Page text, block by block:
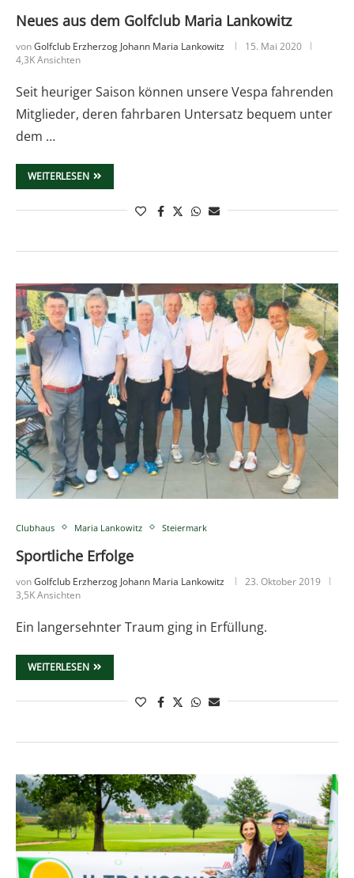
Neues aus dem Golfclub Maria Lankowitz
vonGolfclub Erzherzog Johann Maria Lankowitz
15. Mai 2020
4,3K Ansichten
Seit heuriger Saison können unsere Vespa fahrenden
Mitglieder, deren fahrbaren Untersatz bequem unter
dem …
WEITERLESEN
Clubhaus Maria Lankowitz Steiermark
Sportliche Erfolge
vonGolfclub Erzherzog Johann Maria Lankowitz
23. Oktober 2019
3,5K Ansichten
Ein langersehnter Traum ging in Erfüllung.
WEITERLESEN